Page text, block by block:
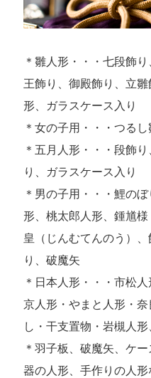
＊雛人形・・・七段飾
王飾り、御殿飾り、立
形、ガラスケース入り
＊女の子用・・・つる
＊五月人形・・・段飾
り、ガラスケース入り
＊男の子用・・・鯉の
形、桃太郎人形、鍾馗
皇（じんむてんのう）
り、破魔矢
＊日本人形・・・市松
京人形・やまと人形・
し・干支置物・岩槻人
＊羽子板、破魔矢、ケ
器の人形、手作りの人形